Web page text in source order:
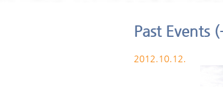
Past Events
2012.10.12.